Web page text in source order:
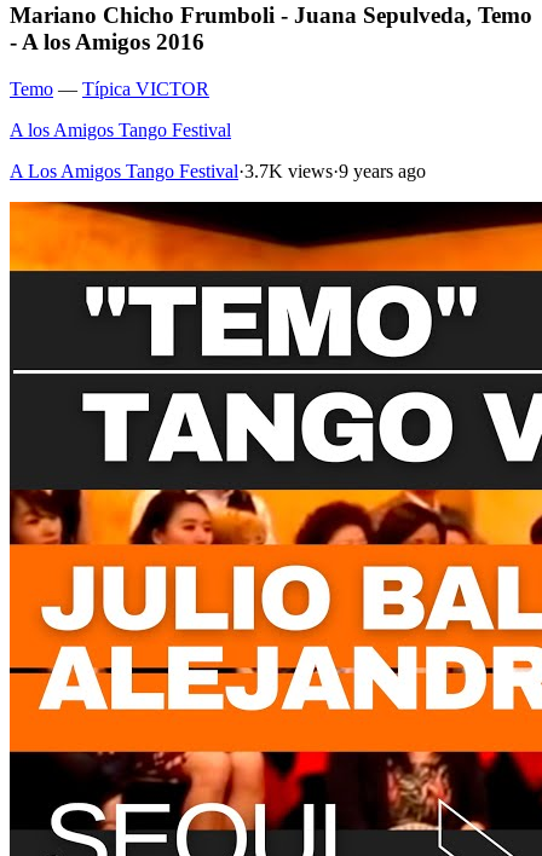
Mariano Chicho Frumboli - Juana Sepulveda, Temo
- A los Amigos 2016
Temo — Típica VICTOR
A los Amigos Tango Festival
A Los Amigos Tango Festival·3.7K views·9 years ago